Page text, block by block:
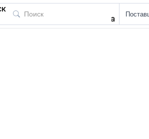
поиска